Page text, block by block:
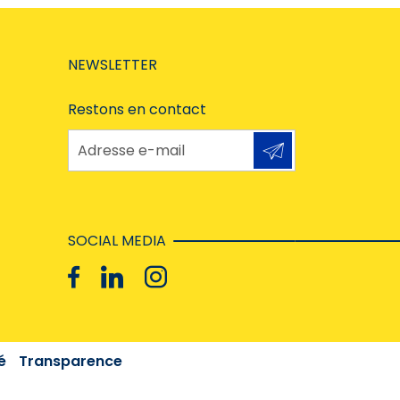
NEWSLETTER
Restons en contact
Adresse e-mail
SOCIAL MEDIA
Transparence